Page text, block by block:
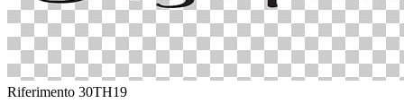
Riferimento 30TH19